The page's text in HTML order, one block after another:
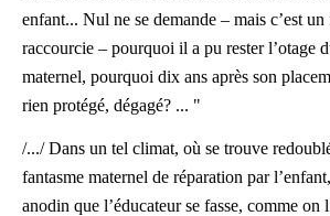
enfant... Nul ne se demande – mais c’est
raccourcie – pourquoi il a pu rester l’otage
maternel, pourquoi dix ans après son
rien protégé, dégagé? ... "
/.../ Dans un tel climat, où se trouve
fantasme maternel de réparation par
anodin que l’éducateur se fasse, comme on